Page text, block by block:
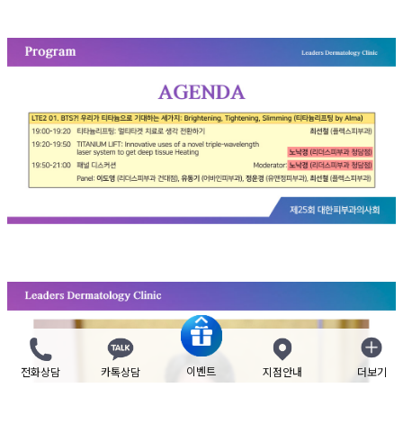
닫기
전화상담 카톡상담 이벤트 지점안내 더보기